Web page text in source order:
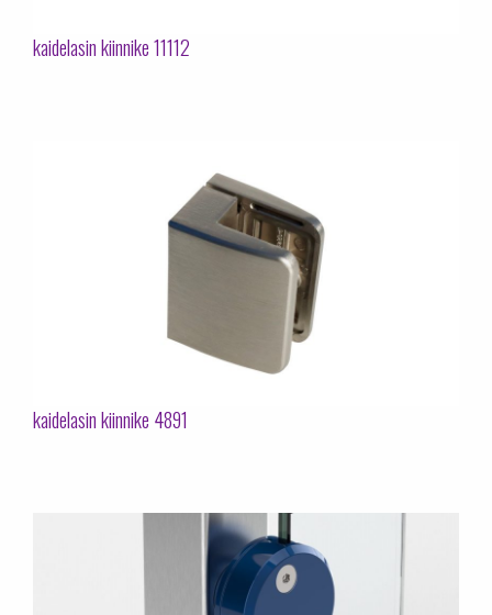
kaidelasin kiinnike 11112
kaidelasin kiinnike 4891